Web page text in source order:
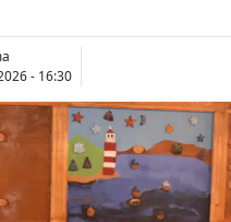
Bitlis
Bolu
Burdur
- 16:30